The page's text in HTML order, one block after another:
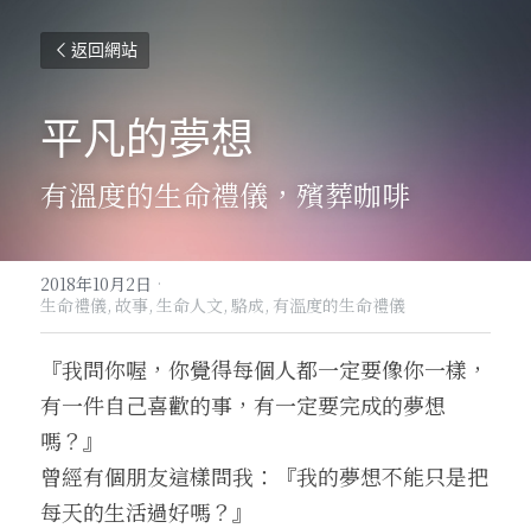
返回網站
平凡的夢想
有溫度的生命禮儀，殯葬咖啡
2018年10月2日 ·
生命禮儀, 故事, 生命人文, 駱成, 有溫度的生命禮儀
『我問你喔，你覺得每個人都一定要像你一樣，
有一件自己喜歡的事，有一定要完成的夢想
嗎？』
曾經有個朋友這樣問我：『我的夢想不能只是把
每天的生活過好嗎？』